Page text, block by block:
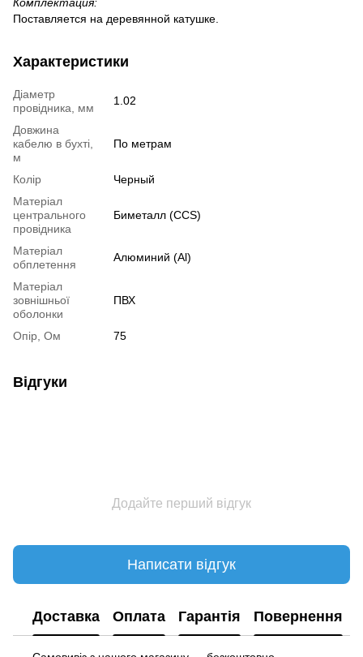
Поставляется на деревянной катушке.
Характеристики
Діаметр
провідника, мм
1.02
Довжина
кабелю в бухті,
м
По метрам
Колір
Черный
Матеріал
центрального
провідника
Биметалл (CCS)
Матеріал
обплетення
Алюминий (Al)
Матеріал
зовнішньої
оболонки
ПВХ
Опір, Ом 75
Відгуки
Додайте перший відгук
Написати відгук
Доставка Оплата Гарантія Повернення